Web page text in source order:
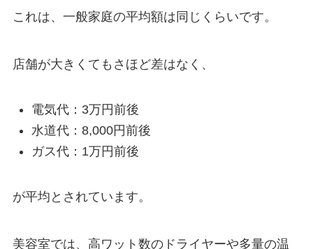
これは、一般家庭の平均額は同じくらいです。
店舗が大きくてもさほど差はなく、
電気代：3万円前後
水道代：8,000円前後
ガス代：1万円前後
が平均とされています。
美容室では、高ワット数のドライヤーや多量の温